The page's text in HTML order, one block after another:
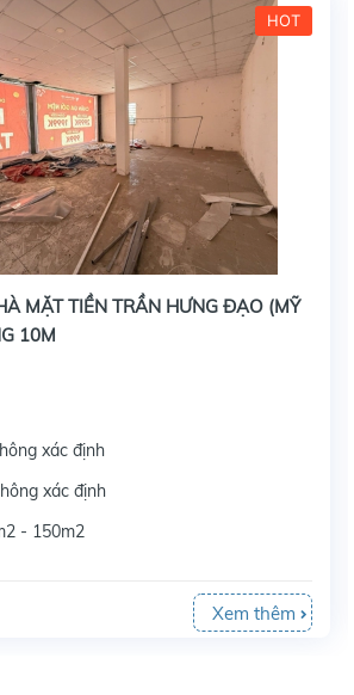
HOT
MẶT TIỀN TRẦN HƯNG ĐẠO (MỸ
10M
xác định
xác định
- 150m2
Xem thêm